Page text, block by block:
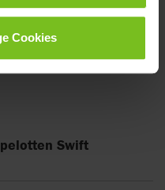
Cookies
Swift